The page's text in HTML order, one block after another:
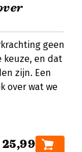
geen
keuze, en dat
zijn. Een
over wat we